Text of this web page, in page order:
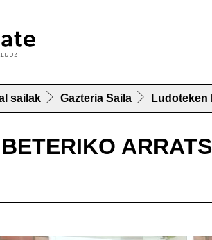
sailak Gazteria Saila Ludoteken